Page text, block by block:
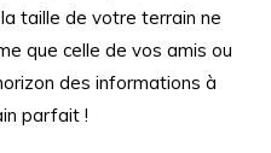
taille de votre terrain ne
que celle de vos amis ou
des informations à
parfait !